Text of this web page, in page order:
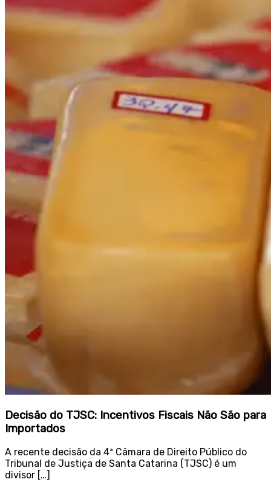
Decisão do TJSC: Incentivos Fiscais Não São para
Importados
A recente decisão da 4ª Câmara de Direito Público do
Tribunal de Justiça de Santa Catarina (TJSC) é um
divisor […]